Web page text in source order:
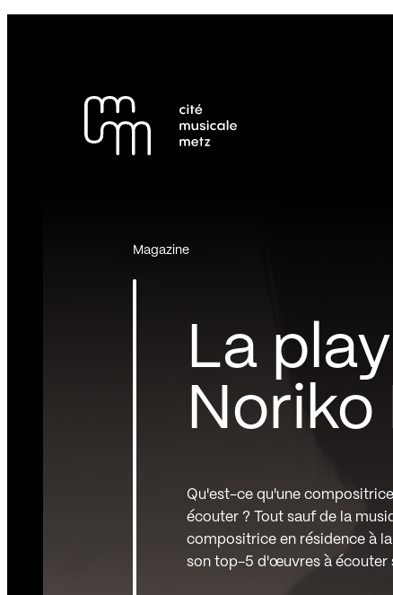
Pied de page
Magazine
La
Noriko
Qu'est-ce qu'une
écouter ? Tout sauf de la
compositrice en résidence à
son top-5 d'œuvres à écouter